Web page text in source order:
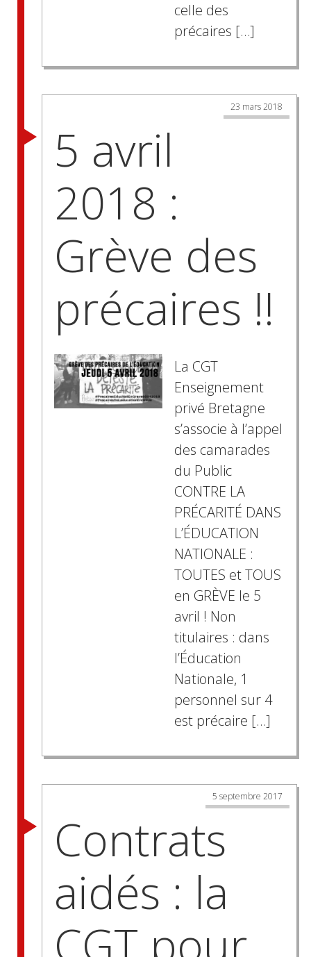
celle des
précaires […]
Posts
navigation
23 mars 2018
5 avril
2018 :
Grève des
précaires !!
La CGT
Enseignement
privé Bretagne
s’associe à l’appel
des camarades
du Public
CONTRE LA
PRÉCARITÉ DANS
L’ÉDUCATION
NATIONALE :
TOUTES et TOUS
en GRÈVE le 5
avril ! Non
titulaires : dans
l’Éducation
Nationale, 1
personnel sur 4
est précaire […]
5 septembre 2017
Contrats
aidés : la